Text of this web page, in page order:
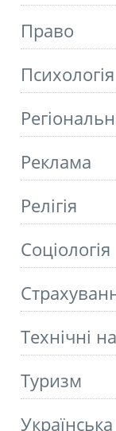
Право
Психологія
Реклама
Релігія
Соціологія
Технічні
Туризм